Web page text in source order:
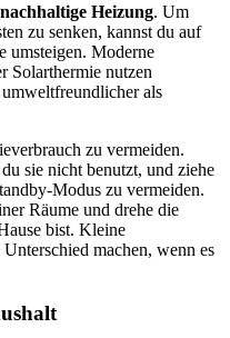
nachhaltige Heizung. Um
zu senken, kannst du auf
umsteigen. Moderne
Solarthermie nutzen
als
zu vermeiden.
sie nicht benutzt, und ziehe
Modus zu vermeiden.
Räume und drehe die
bist. Kleine
machen, wenn es